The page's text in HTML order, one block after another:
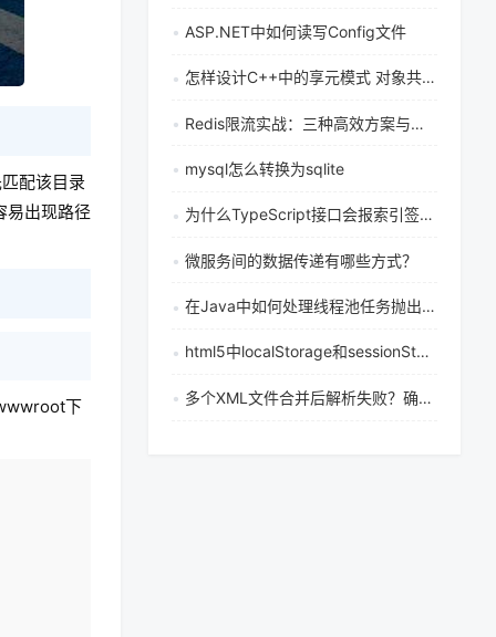
配该目录
易出现路径
下
ASP.NET中如何读写Config文件
怎样设计C++中的享元模式 对象共享与内部状态管理技巧
Redis限流实战：三种高效方案与选型指南
mysql怎么转换为sqlite
为什么TypeScript接口会报索引签名错误而类型别名不会？
微服务间的数据传递有哪些方式？
在Java中如何处理线程池任务抛出的异常
html5中localStorage和sessionStorage有什么区别 数据存储生命周期怎么对比
多个XML文件合并后解析失败？确保合并后仍是格式良好的XML的3个方法